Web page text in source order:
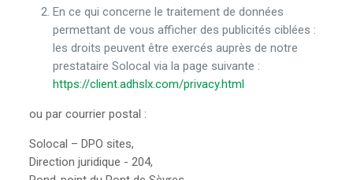
En ce qui concerne le traitement de données
permettant de vous afficher des publicités ciblées :
les droits peuvent être exercés auprès de notre
prestataire Solocal via la page suivante :
https://client.adhslx.com/privacy.html
ou par courrier postal :
Solocal – DPO sites,
Direction juridique - 204,